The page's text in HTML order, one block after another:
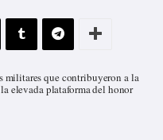
militares que contribuyeron a la
elevada plataforma del honor